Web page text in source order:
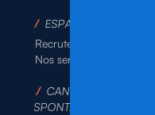
/ ESPACE ENTREPRISES
Recruter en ligne
Nos services
/ CANDIDATURE
SPONTANÉE